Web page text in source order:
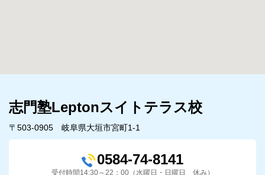
志門塾Leptonスイトテラス校
〒503-0905 岐阜県大垣市宮町1-1
0584-74-8141
受付時間14:30～22：00（水曜日・日曜日 休み）